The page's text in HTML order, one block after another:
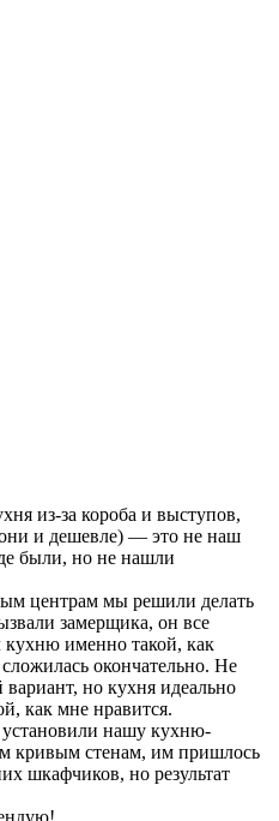
из-за короба и выступов,
и дешевле) — это не наш
были, но не нашли
центрам мы решили делать
замерщика, он все
кухню именно такой, как
окончательно. Не
но кухня идеально
как мне нравится.
нашу кухню-
кривым стенам, им пришлось
шкафчиков, но результат